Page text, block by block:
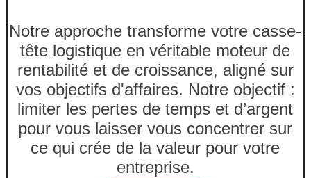
Notre approche transforme votre casse-
tête logistique en véritable moteur de
rentabilité et de croissance, aligné sur
vos objectifs d'affaires. Notre objectif :
limiter les pertes de temps et d’argent
pour vous laisser vous concentrer sur
ce qui crée de la valeur pour votre
entreprise.